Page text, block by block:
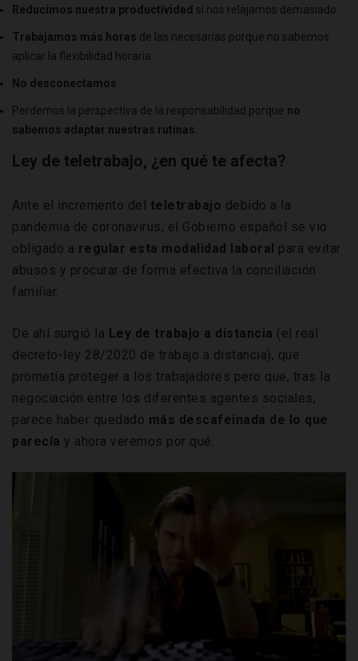
Reducimos nuestra productividad si nos relajamos demasiado.
Trabajamos más horas de las necesarias porque no sabemos
aplicar la flexibilidad horaria.
No desconectamos
Perdemos la perspectiva de la responsabilidad porque no
sabemos adaptar nuestras rutinas
Ley de teletrabajo, ¿en qué te afecta?
Ante el incremento del teletrabajo debido a la
pandemia de coronavirus, el Gobierno español se vio
obligado a regular esta modalidad laboral para evitar
abusos y procurar de forma efectiva la conciliación
familiar.
De ahí surgió la Ley de trabajo a distancia (el real
decreto-ley 28/2020 de trabajo a distancia), que
prometía proteger a los trabajadores pero que, tras la
negociación entre los diferentes agentes sociales,
parece haber quedado más descafeinada de lo que
parecía y ahora veremos por qué.